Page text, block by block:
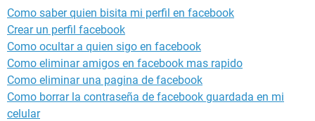
Como saber quien bisita mi perfil en facebook
Crear un perfil facebook
Como ocultar a quien sigo en facebook
Como eliminar amigos en facebook mas rapido
Como eliminar una pagina de facebook
Como borrar la contraseña de facebook guardada en mi
celular